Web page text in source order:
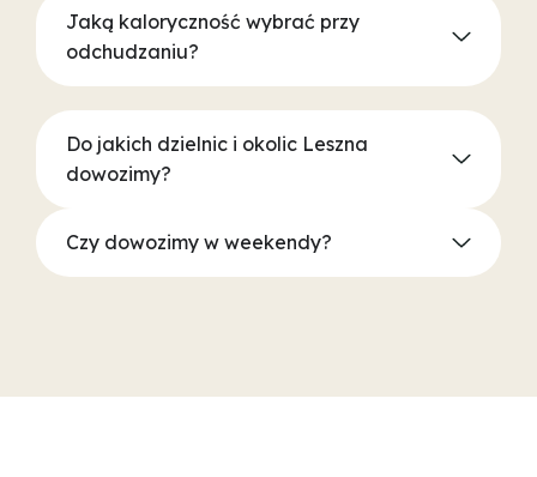
Jaką kaloryczność wybrać przy
odchudzaniu?
Do jakich dzielnic i okolic Leszna
dowozimy?
Czy dowozimy w weekendy?